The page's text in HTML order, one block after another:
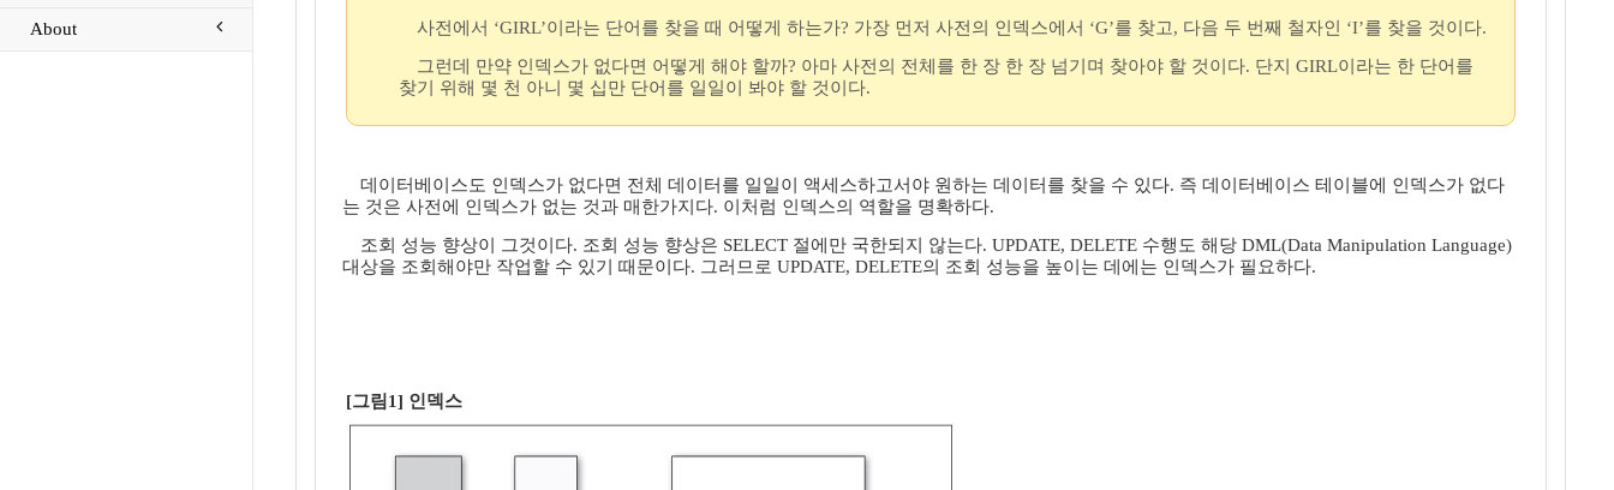
About
사전에서 ‘GIRL’이라는 단어를 찾을 때 어떻게 하는가? 가장 먼저 사전의 인덱스에서 ‘G’를 찾고, 다음 두 번째 철자인 ‘I’를 찾을 것이다.
그런데 만약 인덱스가 없다면 어떻게 해야 할까? 아마 사전의 전체를 한 장 한 장 넘기며 찾아야 할 것이다. 단지 GIRL이라는 한 단어를
찾기 위해 몇 천 아니 몇 십만 단어를 일일이 봐야 할 것이다.
데이터베이스도 인덱스가 없다면 전체 데이터를 일일이 액세스하고서야 원하는 데이터를 찾을 수 있다. 즉 데이터베이스 테이블에 인덱스가 없다
는 것은 사전에 인덱스가 없는 것과 매한가지다. 이처럼 인덱스의 역할을 명확하다.
조회 성능 향상이 그것이다. 조회 성능 향상은 SELECT 절에만 국한되지 않는다. UPDATE, DELETE 수행도 해당 DML(Data Manipulation Language)
대상을 조회해야만 작업할 수 있기 때문이다. 그러므로 UPDATE, DELETE의 조회 성능을 높이는 데에는 인덱스가 필요하다.
[그림1] 인덱스